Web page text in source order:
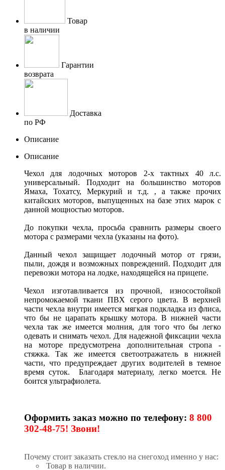
Товар
в наличии
Гарантии
возврата
Доставка
по РФ
Описание
Описание
Чехол для лодочных моторов 2-х тактных 40 л.с.
универсальный. Подходит на большинство моторов
Ямаха, Тохатсу, Меркурий и т.д. , а также прочих
китайских моторов, выпущенных на базе этих марок с
данной мощностью моторов.
До покупки чехла, просьба сравнить размеры своего
мотора с размерами чехла (указаны на фото).
Данный чехол защищает лодочный мотор от грязи,
пыли, дождя и возможных повреждений. Подходит для
перевозки мотора на лодке, находящейся на прицепе.
Чехол изготавливается из прочной, износостойкой
непромокаемой ткани ПВХ серого цвета. В верхней
части чехла внутри имеется мягкая подкладка из флиса,
что бы не царапать крышку мотора. В нижней части
чехла так же имеется молния, для того что бы легко
одевать и снимать чехол. Для надежной фиксации чехла
на моторе предусмотрена дополнительная стропа -
стяжка. Так же имеется светоотражатель в нижней
части, что предупреждает других водителей в темное
время суток. Благодаря материалу, легко моется. Не
боится ультрафиолета.
Оформить заказ можно по телефону: 8 800
302-48-75! Звони!
Почему стоит заказать стекло на снегоход именно у нас:
Товар в наличии.